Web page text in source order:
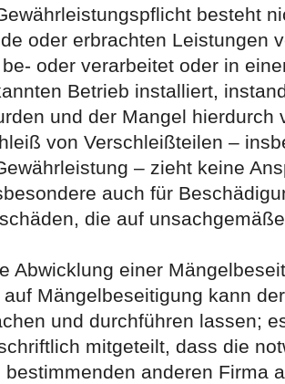
besteht
oder erbrachten Leistungen
oder verarbeitet oder in
Betrieb installiert,
und der Mangel hierdurch
von Verschleißteilen –
– zieht keine
auch für
die auf
Abwicklung einer
Mängelbeseitigung kann
und durchführen lassen;
mitgeteilt, dass die
bestimmenden anderen Firma